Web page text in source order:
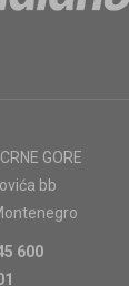
GORE
bb
600